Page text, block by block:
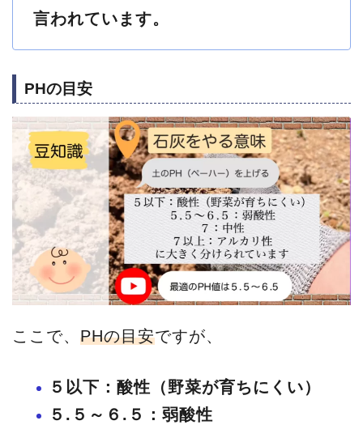
言われています。
PHの目安
ここで、 PHの目安ですが、
５以下：酸性（野菜が育ちにくい）
５.５～６.５：弱酸性